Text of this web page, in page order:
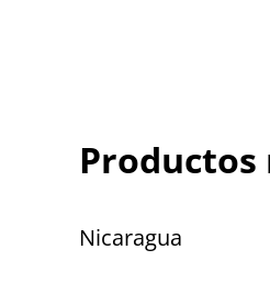
Productos
Nicaragua